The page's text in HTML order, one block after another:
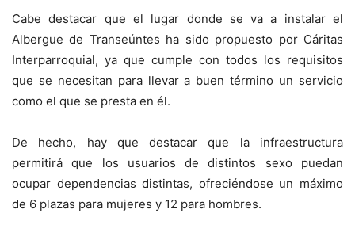
Cabe destacar que el lugar donde se va a instalar el
Albergue de Transeúntes ha sido propuesto por Cáritas
Interparroquial, ya que cumple con todos los requisitos
que se necesitan para llevar a buen término un servicio
como el que se presta en él.
De hecho, hay que destacar que la infraestructura
permitirá que los usuarios de distintos sexo puedan
ocupar dependencias distintas, ofreciéndose un máximo
de 6 plazas para mujeres y 12 para hombres.